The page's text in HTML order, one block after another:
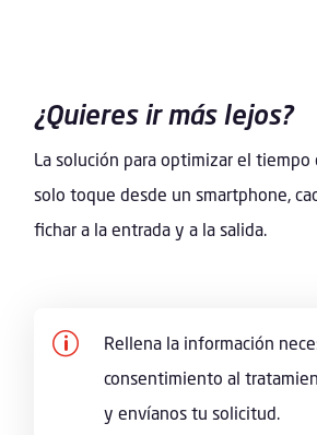
¿Quieres ir más lejos?
La solución para optimizar el tiempo
solo toque desde un smartphone,
fichar a la entrada y a la salida.
p
Rellena la información
consentimiento al
y envíanos tu solicitud.